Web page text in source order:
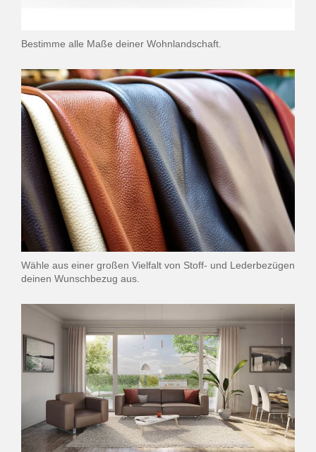
Bestimme alle Maße deiner Wohnlandschaft.
Wähle aus einer großen Vielfalt von Stoff- und Lederbezügen
deinen Wunschbezug aus.